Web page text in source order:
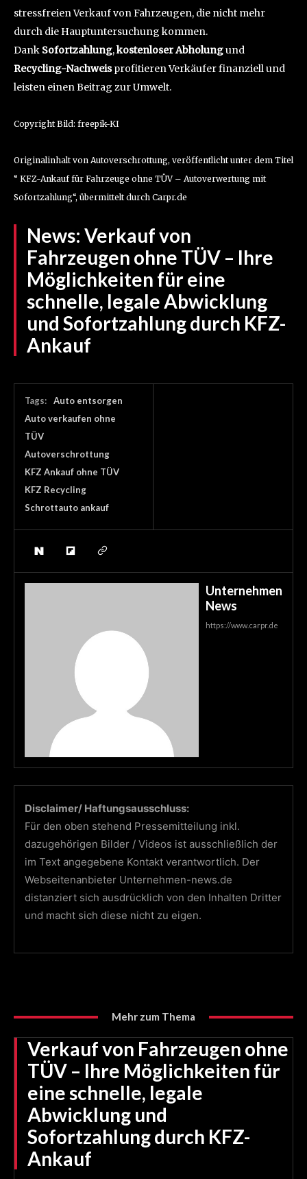
stressfreien Verkauf von Fahrzeugen, die nicht mehr
durch die Hauptuntersuchung kommen.
Dank Sofortzahlung,kostenloser Abholungund
Recycling-Nachweisprofitieren Verkäufer finanziell und
leisten einen Beitrag zur Umwelt.
Copyright Bild: freepik-KI
Originalinhalt von Autoverschrottung, veröffentlicht unter dem Titel
“ KFZ-Ankauf für Fahrzeuge ohne TÜV – Autoverwertung mit
Sofortzahlung“, übermittelt durch Carpr.de
News: Verkauf von
Fahrzeugen ohne TÜV – Ihre
Möglichkeiten für eine
schnelle, legale Abwicklung
und Sofortzahlung durch KFZ-
Ankauf
Tags:
Auto entsorgen
Auto verkaufen ohne
TÜV
Autoverschrottung
KFZ Ankauf ohne TÜV
KFZ Recycling
Schrottauto ankauf
Unternehmen
News
https://www.carpr.de
Disclaimer/ Haftungsausschluss:
Für den oben stehend Pressemitteilung inkl.
dazugehörigen Bilder / Videos ist ausschließlich der
im Text angegebene Kontakt verantwortlich. Der
Webseitenanbieter Unternehmen-news.de
distanziert sich ausdrücklich von den Inhalten Dritter
und macht sich diese nicht zu eigen.
Mehr zum Thema
Verkauf von Fahrzeugen ohne
TÜV – Ihre Möglichkeiten für
eine schnelle, legale
Abwicklung und
Sofortzahlung durch KFZ-
Ankauf